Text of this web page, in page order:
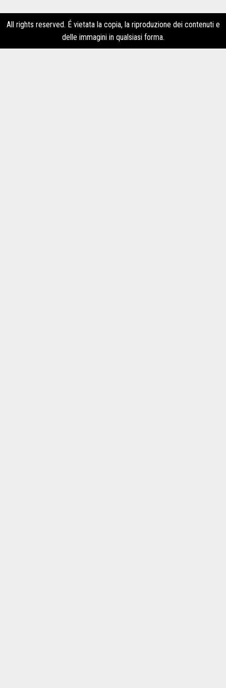
All rights reserved. É vietata la copia, la riproduzione dei contenuti e
delle immagini in qualsiasi forma.